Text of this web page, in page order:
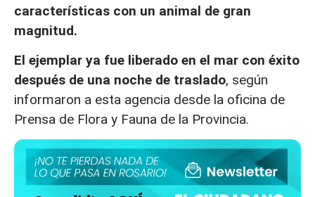
características con un animal de gran
magnitud.
El ejemplar ya fue liberado en el mar con éxito
después de una noche de traslado, según
informaron a esta agencia desde la oficina de
Prensa de Flora y Fauna de la Provincia.